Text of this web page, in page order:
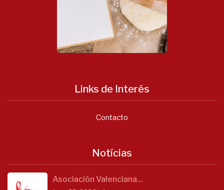
Links de Interés
Contacto
Notícias
Asociación Valenciana…